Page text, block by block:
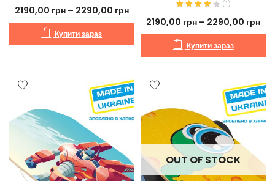
2190,00 грн– 2290,00 грн
Купити зараз
(1)
2190,00 грн – 2290,00 грн
Купити зараз
OUT OF STOCK